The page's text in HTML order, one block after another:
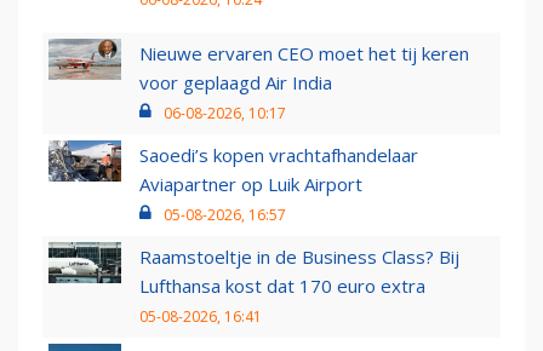
Nieuwe ervaren CEO moet het tij keren
voor geplaagd Air India
06-08-2026, 10:17
Saoedi’s kopen vrachtafhandelaar
Aviapartner op Luik Airport
05-08-2026, 16:57
Raamstoeltje in de Business Class? Bij
Lufthansa kost dat 170 euro extra
05-08-2026, 16:41